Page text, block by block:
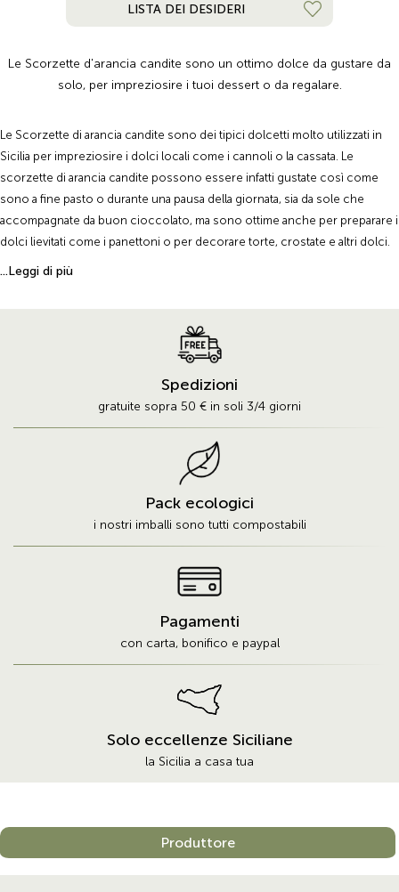
LISTA DEI DESIDERI
Le Scorzette d'arancia candite sono un ottimo dolce da gustare da
solo, per impreziosire i tuoi dessert o da regalare.
Le Scorzette di arancia candite sono dei tipici dolcetti molto utilizzati in
Sicilia per impreziosire i dolci locali come i cannoli o la cassata. Le
scorzette di arancia candite possono essere infatti gustate così come
sono a fine pasto o durante una pausa della giornata, sia da sole che
accompagnate da buon cioccolato, ma sono ottime anche per preparare i
dolci lievitati come i panettoni o per decorare torte, crostate e altri dolci.
Le Scorzette d'arancia candite di Casa Don Puglisi sono un dolce molto
zucchero che ti incanterà per la sua consistenza morbida e per i suoi
...Leggi di più
Spedizioni
gratuite sopra 50 € in soli 3/4 giorni
Pack ecologici
i nostri imballi sono tutti compostabili
Pagamenti
con carta, bonifico e paypal
Solo eccellenze Siciliane
la Sicilia a casa tua
Produttore